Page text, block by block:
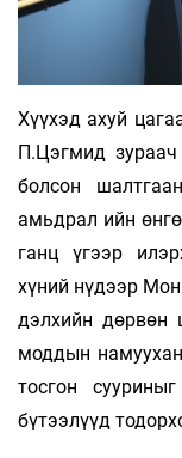
Хүүхэд ахуй
П.Цэгмид зураач
болсон
амьдрал ийн
ганц үгээр
хүний нүдээр
дэлхийн дөрвөн
моддын намуухан
тосгон
бүтээлүүд